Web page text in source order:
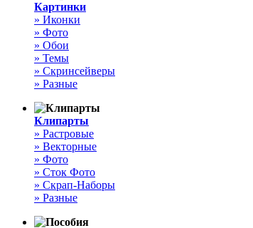
Картинки
» Иконки
» Фото
» Обои
» Темы
» Скринсейверы
» Разные
Клипарты
» Растровые
» Векторные
» Фото
» Сток Фото
» Скрап-Наборы
» Разные